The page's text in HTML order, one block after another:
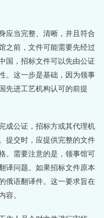
应当完整、清晰，并且符合
之前，文件可能需要先经过
国，招标文件可以先由公证
。这一步是基础，因为领事
先进工艺机构认可的前提
成公证，招标方或其代理机
提交时，应提供完整的文件
。需要注意的是，领事馆可
译问题。如果招标文件原本
俄语翻译件。这一要求旨在
。